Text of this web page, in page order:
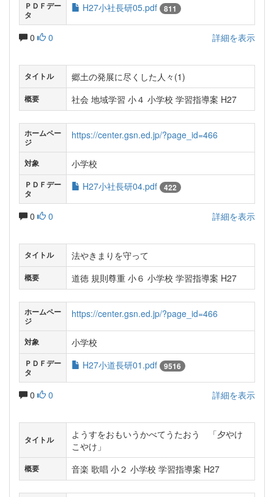
ＰＤＦデー
タ
H27小社長研05.pdf 811
0 0 詳細を表示
タイトル 郷土の発展に尽くした人々(1)
概要 社会 地域学習 小４ 小学校 学習指導案 H27
ホームペー
ジ
https://center.gsn.ed.jp/?page_id=466
対象 小学校
ＰＤＦデー
タ
H27小社長研04.pdf 422
0 0 詳細を表示
タイトル 法やきまりを守って
概要 道徳 規則尊重 小６ 小学校 学習指導案 H27
ホームペー
ジ
https://center.gsn.ed.jp/?page_id=466
対象 小学校
ＰＤＦデー
タ
H27小道長研01.pdf 9516
0 0 詳細を表示
タイトル
ようすをおもいうかべてうたおう 「夕やけ
こやけ」
概要 音楽 歌唱 小２ 小学校 学習指導案 H27